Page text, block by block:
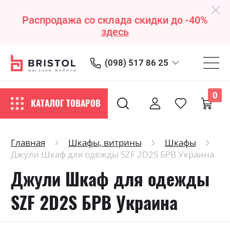
Распродажа со склада скидки до -40%
здесь
(098) 517 86 25
КАТАЛОГ ТОВАРОВ
0
Главная Шкафы, витрины
Шкафы
Джули Шкаф для одежды SZF 2D2S БРВ Украина
Джули Шкаф для одежды
SZF 2D2S БРВ Украина